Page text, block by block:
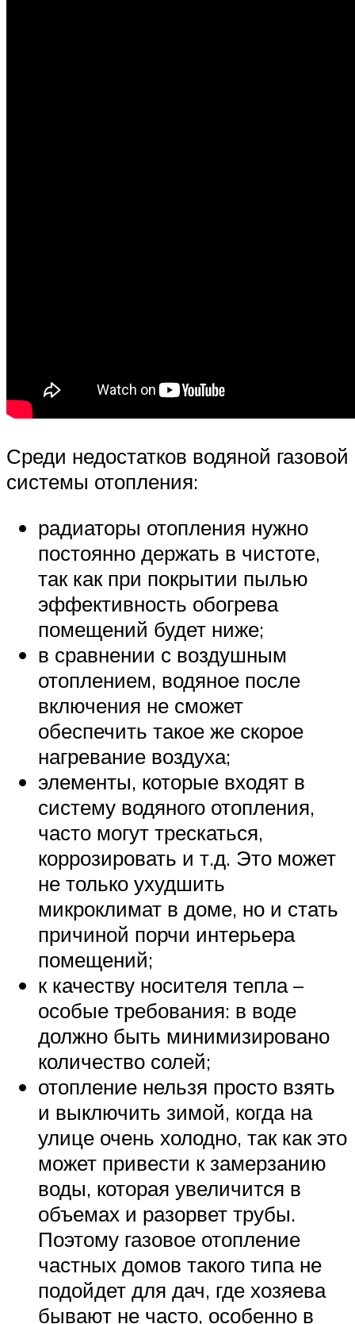
Среди недостатков водяной газовой
системы отопления:
радиаторы отопления нужно
постоянно держать в чистоте,
так как при покрытии пылью
эффективность обогрева
помещений будет ниже;
в сравнении с воздушным
отоплением, водяное после
включения не сможет
обеспечить такое же скорое
нагревание воздуха;
элементы, которые входят в
систему водяного отопления,
часто могут трескаться,
коррозировать и т.д. Это может
не только ухудшить
микроклимат в доме, но и стать
причиной порчи интерьера
помещений;
к качеству носителя тепла –
особые требования: в воде
должно быть минимизировано
количество солей;
отопление нельзя просто взять
и выключить зимой, когда на
улице очень холодно, так как это
может привести к замерзанию
воды, которая увеличится в
объемах и разорвет трубы.
Поэтому газовое отопление
частных домов такого типа не
подойдет для дач, где хозяева
бывают не часто, особенно в